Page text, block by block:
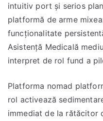
intuitiv port și serios
platformă de arme
funcționalitate
Asistență Medicală
interpret de rol fund a
Platforma nomad
rol activează
immediat de la rătăcitor